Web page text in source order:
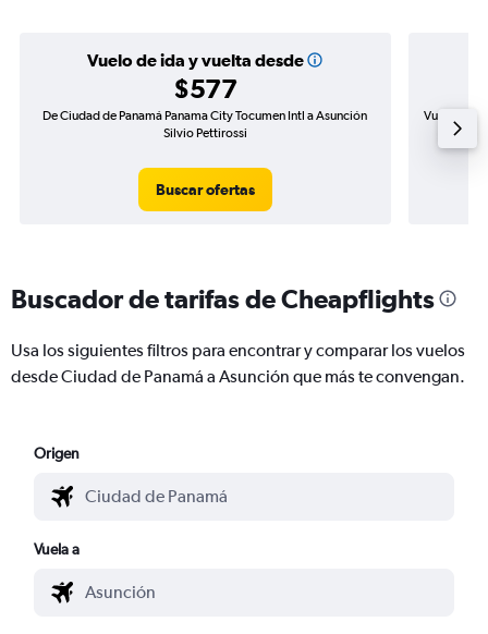
Vuelo de ida y vuelta desde
$577
De Ciudad de Panamá Panama City Tocumen Intl a Asunción
Silvio Pettirossi
Buscar ofertas
Vuelo de
Buscador de tarifas de Cheapflights
Usa los siguientes filtros para encontrar y comparar los vuelos
desde Ciudad de Panamá a Asunción que más te convengan.
Origen
Vuela a